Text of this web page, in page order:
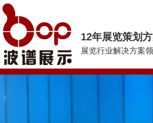
12年展览策划
展览行业解决方案